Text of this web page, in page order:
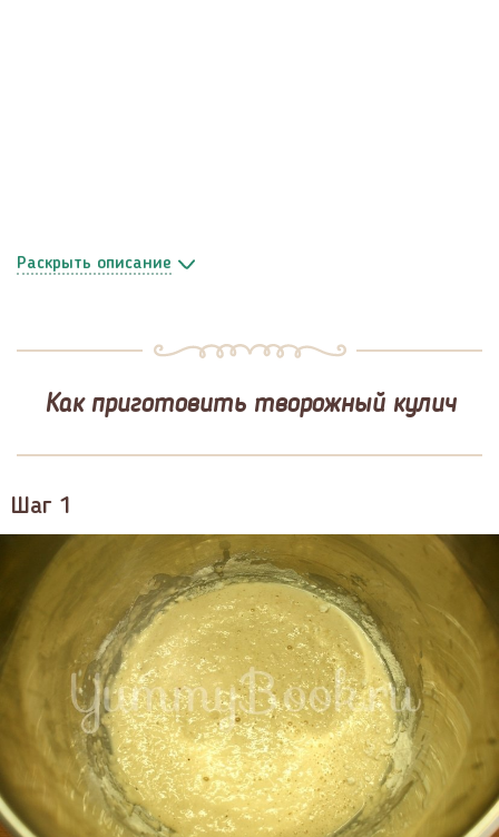
описание
Как приготовить творожный кулич
Шаг 1